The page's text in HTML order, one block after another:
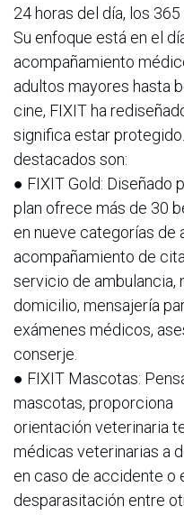
24 horas del día, los 365
Su enfoque está en el
acompañamiento
adultos mayores hasta
cine, FIXIT ha
significa estar
destacados son:
● FIXIT Gold: Diseñado
plan ofrece más de 30
en nueve categorías de
acompañamiento de
servicio de ambulancia,
domicilio, mensajería
exámenes médicos,
conserje.
● FIXIT Mascotas:
mascotas, proporciona
orientación veterinaria
médicas veterinarias a
en caso de accidente o
desparasitación entre